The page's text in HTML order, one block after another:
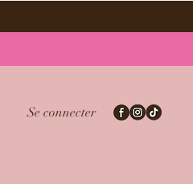
Se connecter